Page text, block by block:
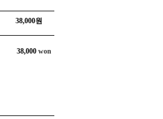
38,000원
38,000 won